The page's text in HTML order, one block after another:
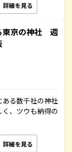
詳細を見る
東京の神社 週
ある数千社の神社
、ツウも納得の
詳細を見る